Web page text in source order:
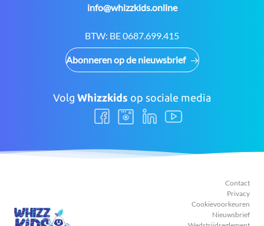
E-
info@whizzkids.online
BTW: BE 0687.699.415
Abonneren op de nieuwsbrief
Volg Whizzkids op sociale media
Volg
ons
Volg
ons
Volg
ons
Volg
ons
Contact
Privacy
Cookievoorkeuren
Nieuwsbrief